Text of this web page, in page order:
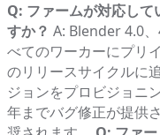
Q: ファームが対応し
すか？ A: Blender 4.0
べてのワーカーにプリ
のリリースサイクルに
ジョンをプロビジョニ
年までバグ修正が提供